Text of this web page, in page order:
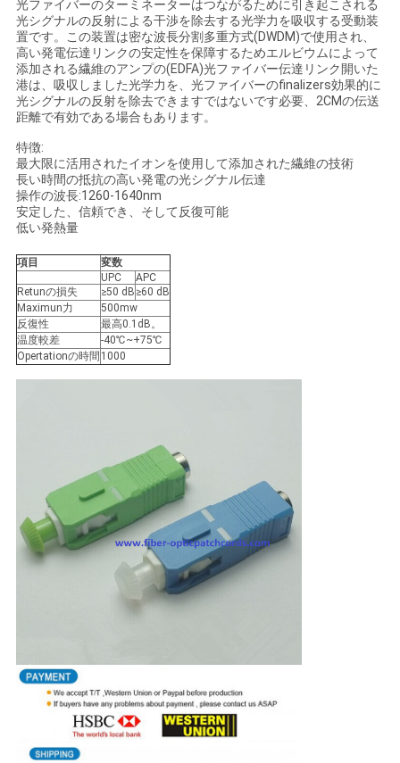
絡
し
な
さ
い
ニ
ュ
ー
ス
引
求
し
い
光ファイバーのターミネーターはつながるために引き起こされる
光シグナルの反射による干渉を除去する光学力を吸収する受動装
置です。この装置は密な波長分割多重方式(DWDM)で使用され、
高い発電伝達リンクの安定性を保障するためエルビウムによって
添加される繊維のアンプの(EDFA)光ファイバー伝達リンク開いた
港は、吸収しました光学力を、光ファイバーのfinalizers効果的に
光シグナルの反射を除去できますではないです必要、2CMの伝送
距離で有効である場合もあります。
特徴:
最大限に活用されたイオンを使用して添加された繊維の技術
長い時間の抵抗の高い発電の光シグナル伝達
操作の波長:1260-1640nm
安定した、信頼でき、そして反復可能
低い発熱量
項目
変数
UPC
APC
Retunの損失
≥50 dB ≥60 dB
Maximun力
500mw
反復性
最高0.1dB。
温度較差
-40℃~+75℃
Opertationの時間 1000